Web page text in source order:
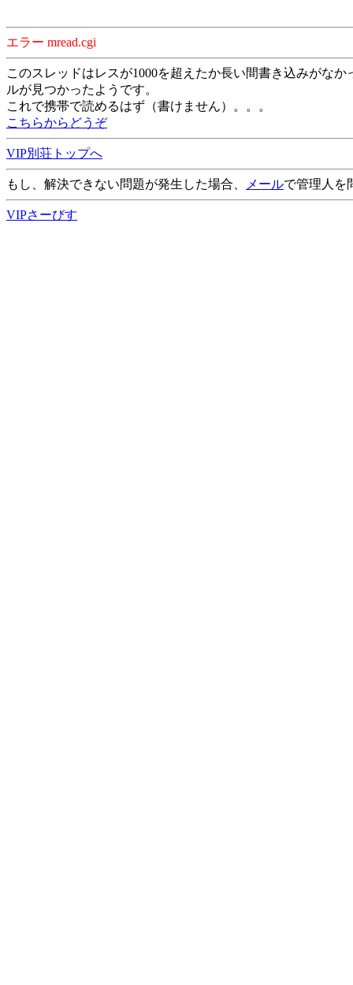
エラー mread.cgi
このスレッドはレスが1000を超えたか長い間書き込みがな
ルが見つかったようです。
これで携帯で読めるはず（書けません）。。。
こちらからどうぞ
VIP別荘トップへ
もし、解決できない問題が発生した場合、 メールで管理人を
VIPさーびす